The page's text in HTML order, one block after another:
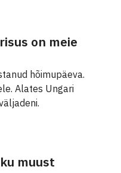
on meie
hõimupäeva.
Alates Ungari
muust